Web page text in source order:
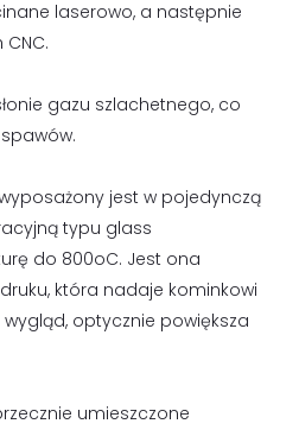
laserowo, a następnie
gazu szlachetnego, co
jest w pojedynczą
typu glass
do 800oC. Jest ona
która nadaje kominkowi
optycznie powiększa
umieszczone